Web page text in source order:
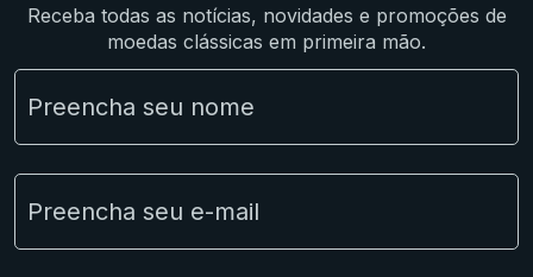
Lotes Grandes
Material Numismático
NGC e NNC Encapsuladas
Novidades
Receba todas as notícias, novidades e promoções de
moedas clássicas em primeira mão.